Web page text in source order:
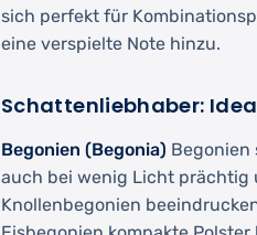
sich perfekt für
eine verspielte Note hinzu.
Schattenliebhaber:
Begonien (Begonia) Begonien
auch bei wenig Licht prächtig
Knollenbegonien